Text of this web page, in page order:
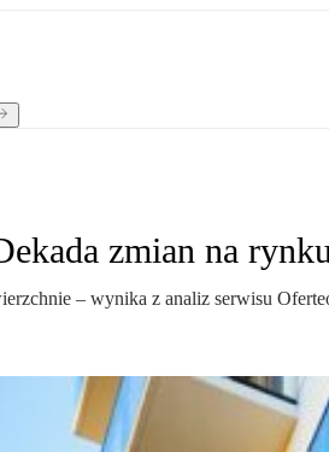
zmian na rynku
– wynika z analiz serwisu